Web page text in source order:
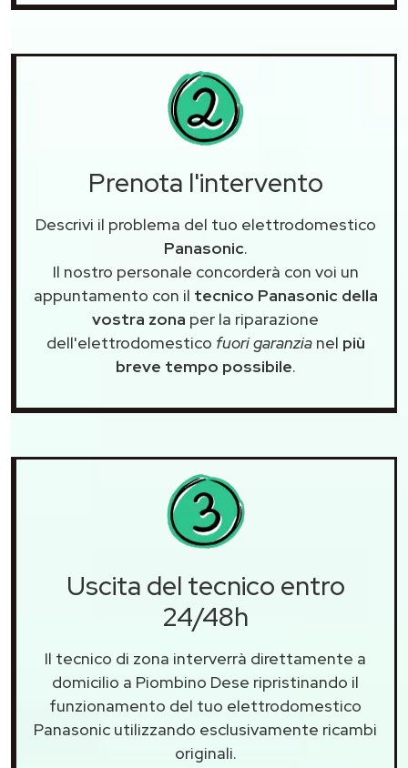
Prenota l'intervento
Descrivi il problema del tuo elettrodomestico
Panasonic.
Il nostro personale concorderà con voi un
appuntamento con il tecnico Panasonic della
vostra zona per la riparazione
dell'elettrodomestico fuori garanzianel più
breve tempo possibile.
Uscita del tecnico entro
24/48h
Il tecnico di zona interverrà direttamente a
domicilio a Piombino Dese ripristinando il
funzionamento del tuo elettrodomestico
Panasonic utilizzando esclusivamente ricambi
originali.